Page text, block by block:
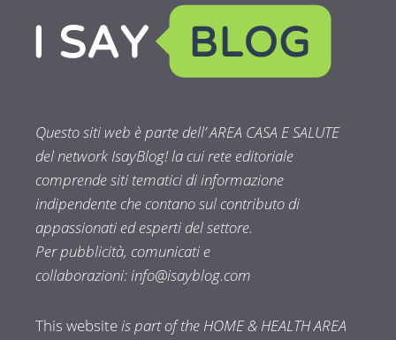
Questo siti web è parte dell’ AREA CASA E SALUTE
del network IsayBlog! la cui rete editoriale
comprende siti tematici di informazione
indipendente che contano sul contributo di
appassionati ed esperti del settore.
Per pubblicità, comunicati e
collaborazioni:info@isayblog.com
This websiteis part of the HOME & HEALTH AREA